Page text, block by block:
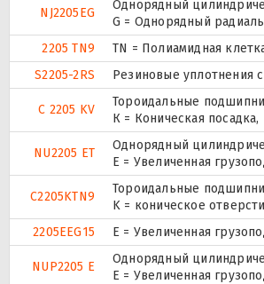
NJ2205EG
Однорядный
G = Однорядный
2205 TN9
TN = Полиамидная
S2205-2RS
Резиновые уплотнения
C 2205 KV
Тороидальные
К = Коническая посадка,
NU2205 ET
Однорядный
E = Увеличенная
C2205KTN9
Тороидальные
K = коническое
2205EEG15
E = Увеличенная
NUP2205 E
Однорядный
Е = Увеличенная